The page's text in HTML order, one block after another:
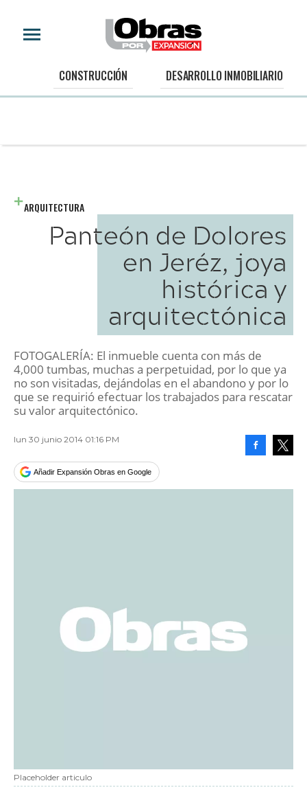
CONSTRUCCIÓN DESARROLLO INMOBILIARIO
ARQUITECTURA
Panteón de Dolores
en Jeréz, joya
histórica y
arquitectónica
FOTOGALERÍA: El inmueble cuenta con más de
4,000 tumbas, muchas a perpetuidad, por lo que ya
no son visitadas, dejándolas en el abandono y por lo
que se requirió efectuar los trabajados para rescatar
su valor arquitectónico.
lun 30 junio 2014 01:16 PM
Añadir Expansión Obras en Google
Placeholder articulo